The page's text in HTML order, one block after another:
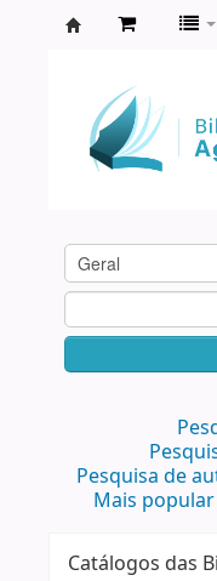
Agamenon
Magalhães
Pesquisa de
Mais popular
Catálogos das